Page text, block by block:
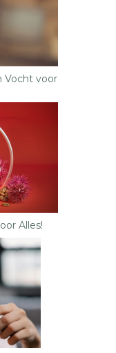
Vocht voor
Alles!